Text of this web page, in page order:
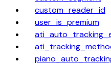
custom_reader_id
user_is_premium